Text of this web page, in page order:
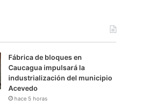
Fábrica de bloques en
Caucagua impulsará la
industrialización del municipio
Acevedo
hace 5 horas